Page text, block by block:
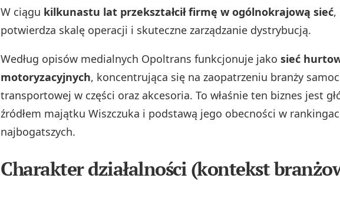
W ciągu kilkunastu lat przekształcił firmę w ogólnokrajową sieć,
potwierdza skalę operacji i skuteczne zarządzanie dystrybucją.
Według opisów medialnych Opoltrans funkcjonuje jako sieć
motoryzacyjnych, koncentrująca się na zaopatrzeniu branży
transportowej w części oraz akcesoria. To właśnie ten biznes jest
źródłem majątku Wiszczuka i podstawą jego obecności w
najbogatszych.
Charakter działalności (kontekst